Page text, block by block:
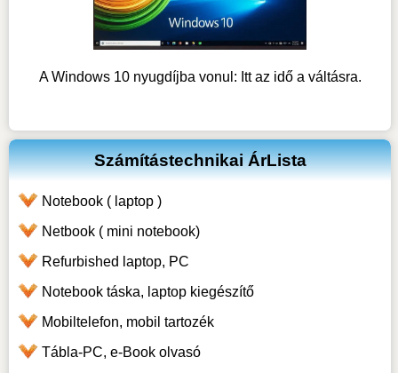
A Windows 10 nyugdíjba vonul: Itt az idő a váltásra.
Számítástechnikai ÁrLista
Notebook ( laptop )
Netbook ( mini notebook)
Refurbished laptop, PC
Notebook táska, laptop kiegészítő
Mobiltelefon, mobil tartozék
Tábla-PC, e-Book olvasó